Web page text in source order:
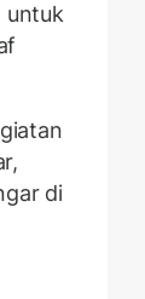
untuk
di